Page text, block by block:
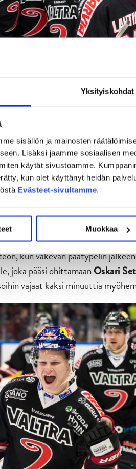
Yksityiskohdat
sisällön ja mainosten
Lisäksi jaamme sosiaalisen
käytät sivustoamme.
kun olet käyttänyt heidän
Evästeet-sivultamme.
Muokkaa
olla alussa, kun KooKoon
ollut tietoa, kun he
kun väkevän päätypelin
joka pääsi ohittamaanOskari
vajaat kaksi minuuttia